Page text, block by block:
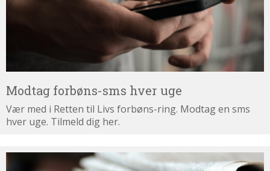
Modtag forbøns-sms hver uge
Vær med i Retten til Livs forbøns-ring. Modtag en sms
hver uge. Tilmeld dig her.
Tilmeld